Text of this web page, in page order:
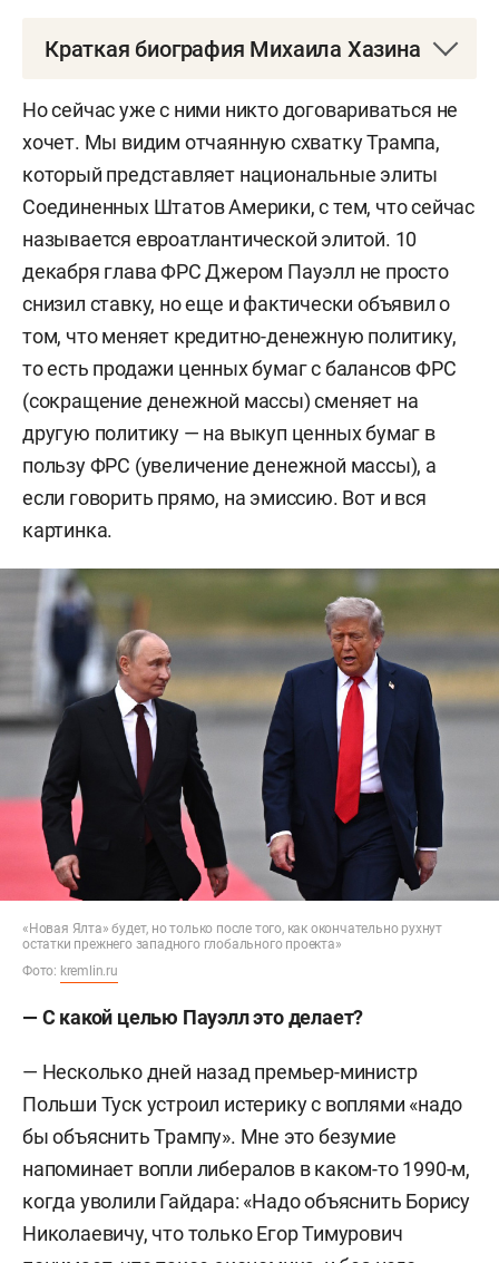
Краткая биография Михаила Хазина
года в Москве. Окончил механико-
математический факультет МГУ (1984).
1984–1991 — научный сотрудник Академии наук
СССР.
1992 — начальник аналитического отдела
ЭЛБИМ-банка.
1993–1994 — сотрудник рабочего центра
экономических реформ.
С1994 года работал в министерстве экономики
РФ, в 1995–1997-х — начальник департамента
кредитной политики министерства экономики
РФ.
1997–1998 — заместитель начальника
экономического управления президента РФ.
1998–2000 — частный консультант.
2000–2002 — сотрудник аудиторско-
консультационной компании «Современные
бизнес-технологии».
2002–2015 — президент компании экспертного
консультирования «Неокон».
С 2015 года — основатель и руководитель фонда
экономических исследований Михаила Хазина.
Но сейчас уже с ними никто договариваться не
хочет. Мы видим отчаянную схватку Трампа,
который представляет национальные элиты
Соединенных Штатов Америки, с тем, что сейчас
называется евроатлантической элитой. 10
декабря глава ФРС Джером Пауэлл не просто
снизил ставку, но еще и фактически объявил о
том, что меняет кредитно-денежную политику,
то есть продажи ценных бумаг с балансов ФРС
(сокращение денежной массы) сменяет на
другую политику — на выкуп ценных бумаг в
пользу ФРС (увеличение денежной массы), а
если говорить прямо, на эмиссию. Вот и вся
картинка.
«Новая Ялта» будет, но только после того, как окончательно рухнут
остатки прежнего западного глобального проекта»
Фото: kremlin.ru
— С какой целью Пауэллэто делает?
— Несколько дней назад премьер-министр
Польши Туск устроил истерику с воплями «надо
бы объяснить Трампу». Мне это безумие
напоминает вопли либералов в каком-то 1990-м,
когда уволили Гайдара: «Надо объяснить Борису
Николаевичу, что только Егор Тимурович